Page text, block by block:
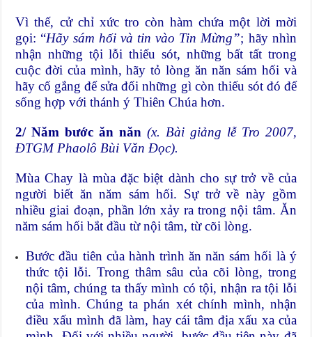
Vì thế, cử chỉ xức tro còn hàm chứa một lời mời
gọi: “Hãy sám hối và tin vào Tin Mừng”; hãy nhìn
nhận những tội lỗi thiếu sót, những bất tất trong
cuộc đời của mình, hãy tỏ lòng ăn năn sám hối và
hãy cố gắng để sửa đổi những gì còn thiếu sót đó để
sống hợp với thánh ý Thiên Chúa hơn.
2/ Năm bước ăn năn (x. Bài giảng lễ Tro 2007,
ĐTGM Phaolô Bùi Văn Đọc).
Mùa Chay là mùa đặc biệt dành cho sự trở về của
người biết ăn năm sám hối. Sự trở về này gồm
nhiều giai đoạn, phần lớn xảy ra trong nội tâm. Ăn
năm sám hối bắt đầu từ nội tâm, từ cõi lòng.
Bước đầu tiên của hành trình ăn năn sám hối là ý
thức tội lỗi. Trong thâm sâu của cõi lòng, trong
nội tâm, chúng ta thấy mình có tội, nhận ra tội lỗi
của mình. Chúng ta phán xét chính mình, nhận
điều xấu mình đã làm, hay cái tâm địa xấu xa của